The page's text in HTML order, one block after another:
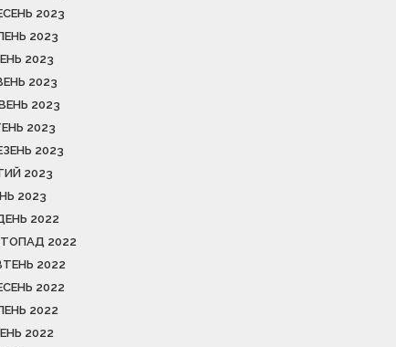
2023
2023
2023
2023
2023
2023
2023
2023
2023
2022
2022
2022
2022
2022
2022